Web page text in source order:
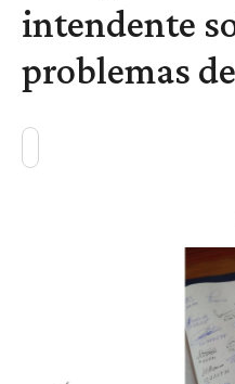
intendente
problemas